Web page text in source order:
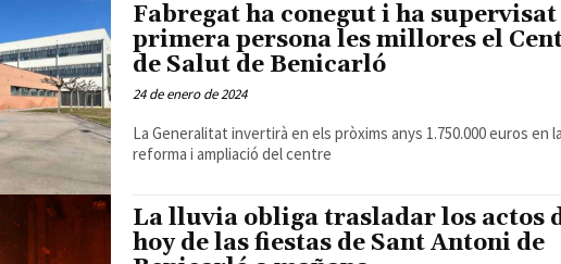
Fabregat ha conegut i ha supervisat
primera persona les millores el
de Salut de Benicarló
24 de enero de 2024
La Generalitat invertirà en els pròxims anys 1.750.000 euros en la
reforma i ampliació del centre
La lluvia obliga trasladar los actos
hoy de las fiestas de Sant Antoni de